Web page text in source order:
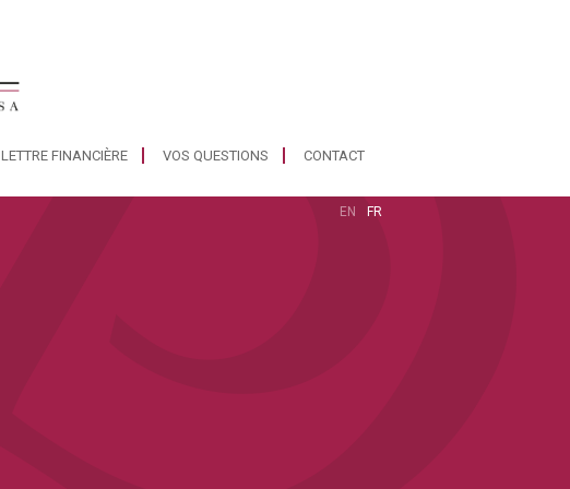
LETTRE FINANCIÈRE VOS QUESTIONS CONTACT
FR
EN